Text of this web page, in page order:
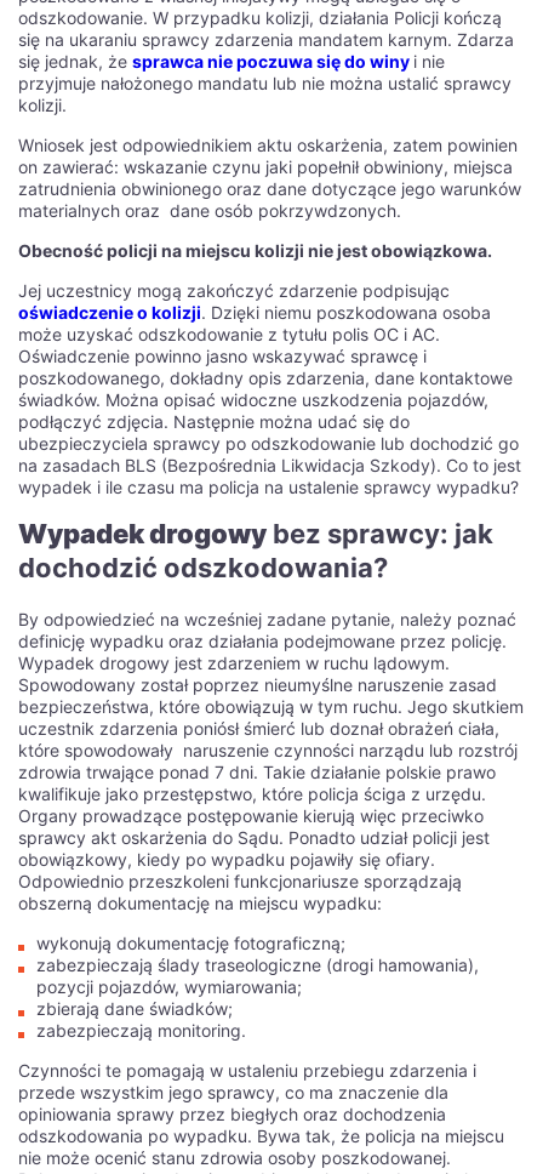
odszkodowanie. W przypadku kolizji, działania Policji kończą
się na ukaraniu sprawcy zdarzenia mandatem karnym. Zdarza
się jednak, że sprawca nie poczuwa się do winy i nie
przyjmuje nałożonego mandatu lub nie można ustalić sprawcy
kolizji.
Wniosek jest odpowiednikiem aktu oskarżenia, zatem powinien
on zawierać: wskazanie czynu jaki popełnił obwiniony, miejsca
zatrudnienia obwinionego oraz dane dotyczące jego warunków
materialnych oraz dane osób pokrzywdzonych.
Obecność policji na miejscu kolizji nie jest obowiązkowa.
Jej uczestnicy mogą zakończyć zdarzenie podpisując
oświadczenie o kolizji. Dzięki niemu poszkodowana osoba
może uzyskać odszkodowanie z tytułu polis OC i AC.
Oświadczenie powinno jasno wskazywać sprawcę i
poszkodowanego, dokładny opis zdarzenia, dane kontaktowe
świadków. Można opisać widoczne uszkodzenia pojazdów,
podłączyć zdjęcia. Następnie można udać się do
ubezpieczyciela sprawcy po odszkodowanie lub dochodzić go
na zasadach BLS (Bezpośrednia Likwidacja Szkody). Co to jest
wypadek i ile czasu ma policja na ustalenie sprawcy wypadku?
Wypadek drogowy bez sprawcy: jak
dochodzić odszkodowania?
By odpowiedzieć na wcześniej zadane pytanie, należy poznać
definicję wypadku oraz działania podejmowane przez policję.
Wypadek drogowy jest zdarzeniem w ruchu lądowym.
Spowodowany został poprzez nieumyślne naruszenie zasad
bezpieczeństwa, które obowiązują w tym ruchu. Jego skutkiem
uczestnik zdarzenia poniósł śmierć lub doznał obrażeń ciała,
które spowodowały naruszenie czynności narządu lub rozstrój
zdrowia trwające ponad 7 dni. Takie działanie polskie prawo
kwalifikuje jako przestępstwo, które policja ściga z urzędu.
Organy prowadzące postępowanie kierują więc przeciwko
sprawcy akt oskarżenia do Sądu. Ponadto udział policji jest
obowiązkowy, kiedy po wypadku pojawiły się ofiary.
Odpowiednio przeszkoleni funkcjonariusze sporządzają
obszerną dokumentację na miejscu wypadku:
wykonują dokumentację fotograficzną;
zabezpieczają ślady traseologiczne (drogi hamowania),
pozycji pojazdów, wymiarowania;
zbierają dane świadków;
zabezpieczają monitoring.
Czynności te pomagają w ustaleniu przebiegu zdarzenia i
przede wszystkim jego sprawcy, co ma znaczenie dla
opiniowania sprawy przez biegłych oraz dochodzenia
odszkodowania po wypadku. Bywa tak, że policja na miejscu
nie może ocenić stanu zdrowia osoby poszkodowanej.